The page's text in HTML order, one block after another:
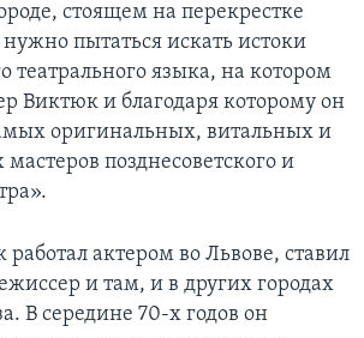
стоящем на перекрестке
пытаться искать истоки
театрального языка, на котором
Виктюк и благодаря которому он
оригинальных, витальных и
позднесоветского и
актером во Львове, ставил
и там, и в других городах
В середине 70-х годов он